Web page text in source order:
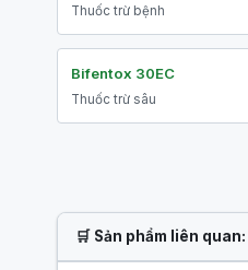
Thuốc trừ bệnh
Bifentox 30EC
Thuốc trừ sâu
🛒 Sản phẩm liên quan: